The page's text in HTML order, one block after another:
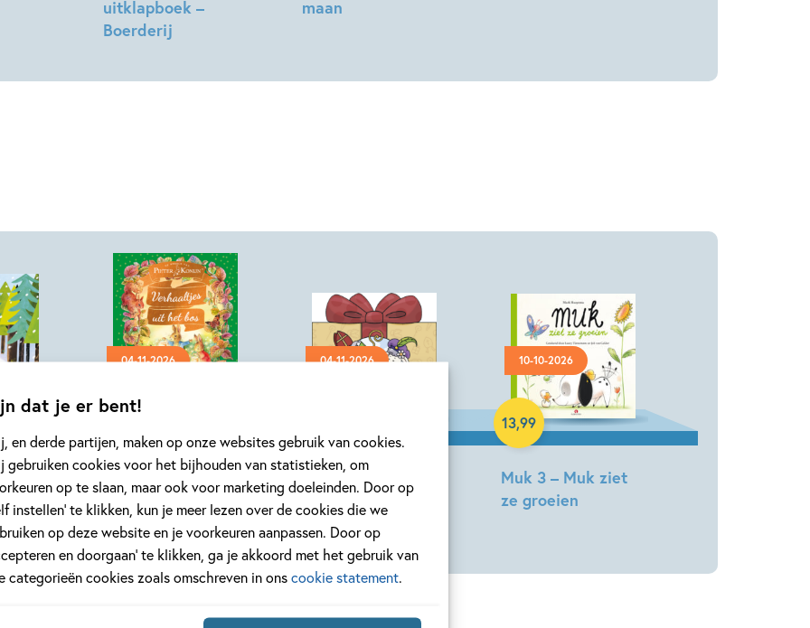
dat je er bent!
en derde partijen, maken op onze websites gebruik van cookies.
gebruiken cookies voor het bijhouden van statistieken, om
op te slaan, maar ook voor marketing doeleinden. Door op
instellen’ te klikken, kun je meer lezen over de cookies die we
op deze website en je voorkeuren aanpassen. Door op
en doorgaan’ te klikken, ga je akkoord met het gebruik van
categorieën cookies zoals omschreven in onscookie statement
uitklapboek –
Boerderij
Bellón
maan
yeti
04-11-2026
Pieter Konijn –
Verhaaltjes uit het
bos
Beatrix
Potter
04-11-2026
Mike & Molly –
Mike & Molly
vieren Sinterklaas
Nick
Driessen
10-10-2026
Muk 3 – Muk ziet
ze groeien
Job
13,99
Hardcover